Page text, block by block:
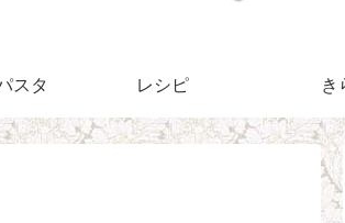
スタ レシピ き